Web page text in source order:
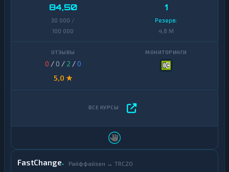
84,50
30 000 /
100 000
1
Резерв:
4,8 M
0 / 0 / 2 /0
5,0 ★
FastChange Райффайзен ↔ TRC20